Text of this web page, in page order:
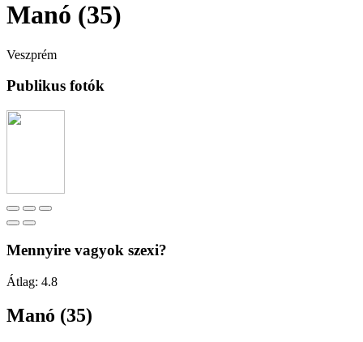
Manó (35)
Veszprém
Publikus fotók
Mennyire vagyok szexi?
Átlag: 4.8
Manó (35)